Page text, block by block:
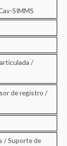
SIMMS
/
de registro /
/ Suporte de